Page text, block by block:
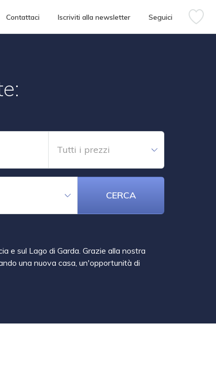
Contattaci Iscriviti alla newsletter Seguici
Tutti i prezzi
CERCA
e sul Lago di Garda. Grazie alla nostra
una nuova casa, un'opportunità di